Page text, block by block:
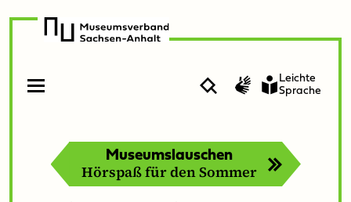
Navigation
Inhalt
Suche Gebärdensprache
Leichte
Sprache
Museumslauschen
Hörspaß für den Sommer